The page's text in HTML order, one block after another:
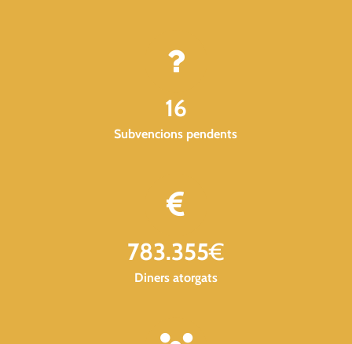
16
Subvencions pendents
783.355€
Diners atorgats